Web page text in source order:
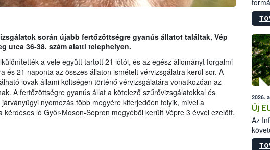
során újabb fertőzöttségre gyanús állatot találtak, Vép
utca 36-38. szám alatti telephelyen.
a vele együtt tartott 21 lótól, és az egész állományt forgalmi
és 21 naponta az összes állaton ismételt vérvizsgálatra kerül sor. A
lovak állami költségen történő vérvizsgálatára vonatkozóan az
A fertőzöttségre gyanús állat a kötelező szűrővizsgálatokkal és
nyomozás több megyére kiterjedően folyik, mivel a
kérdéses ló Győr-Moson-Sopron megyéből került Vépre 3 évvel ezelőtt.
a
2026.
Új
Az